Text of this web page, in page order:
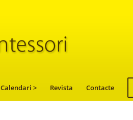
Calendari > Revista Contacte